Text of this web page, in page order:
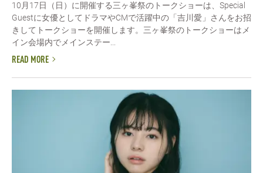
10月17日（日）に開催する三ヶ峯祭のトークショーは、Special
Guestに女優としてドラマやCMで活躍中の「吉川愛」さんをお招
きしてトークショーを開催します。三ヶ峯祭のトークショーはメ
イン会場内でメインステー...
READ MORE